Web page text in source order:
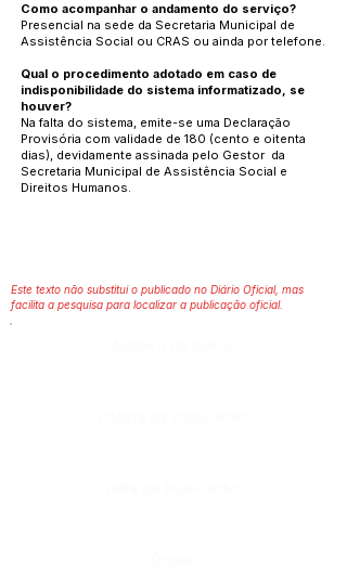
Como acompanhar o andamento do serviço?
Presencial na sede da Secretaria Municipal de
Assistência Social ou CRAS ou ainda por telefone.
Qual o procedimento adotado em caso de
indisponibilidade do sistema informatizado, se
houver?
Na falta do sistema, emite-se uma Declaração
Provisória com validade de 180 (cento e oitenta
dias), devidamente assinada pelo Gestor da
Secretaria Municipal de Assistência Social e
Direitos Humanos.
Este texto não substitui o publicado no Diário Oficial, mas
facilita a pesquisa para localizar a publicação oficial.